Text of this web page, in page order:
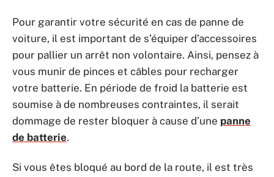
Pour garantir votre sécurité en cas de panne de
voiture, il est important de s’équiper d’accessoires
pour pallier un arrêt non volontaire. Ainsi, pensez à
vous munir de pinces et câbles pour recharger
votre batterie. En période de froid la batterie est
soumise à de nombreuses contraintes, il serait
dommage de rester bloquer à cause d’une panne
de batterie.
Si vous êtes bloqué au bord de la route, il est très